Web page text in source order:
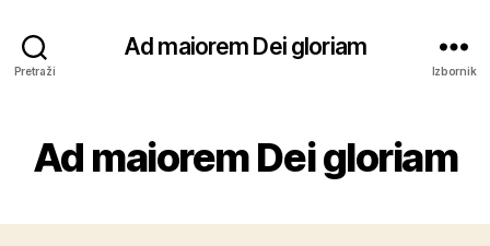
Pretraži
Ad maiorem Dei gloriam
Izbornik
Ad maiorem Dei gloriam